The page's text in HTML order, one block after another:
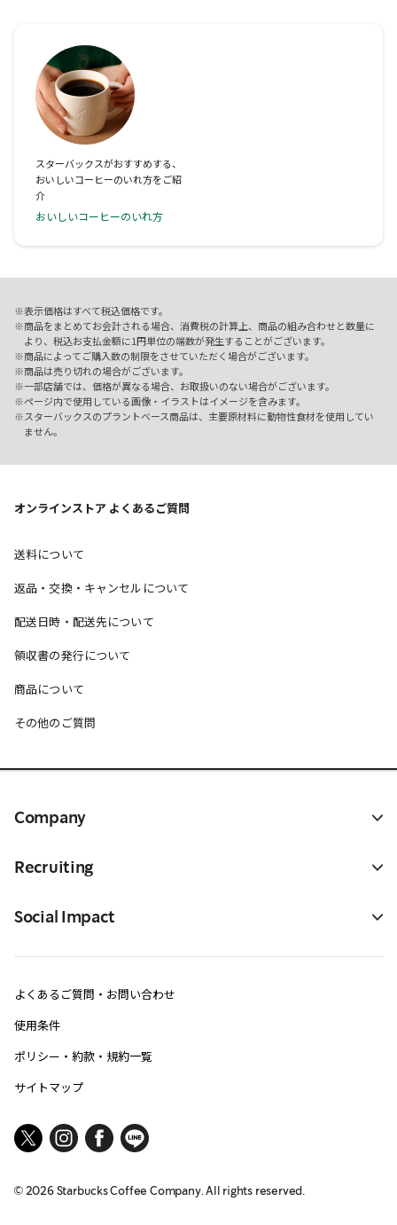
スターバックスがおすすめする、
おいしいコーヒーのいれ方をご紹
介
おいしいコーヒーのいれ方
表示価格はすべて税込価格です。
商品をまとめてお会計される場合、消費税の計算上、商品の組み合わせと数量に
より、税込お支払金額に1円単位の端数が発生することがございます。
商品によってご購入数の制限をさせていただく場合がございます。
商品は売り切れの場合がございます。
一部店舗では、価格が異なる場合、お取扱いのない場合がございます。
ページ内で使用している画像・イラストはイメージを含みます。
スターバックスのプラントベース商品は、主要原材料に動物性食材を使用してい
ません。
オンラインストア よくあるご質問
送料について
返品・交換・キャンセルについて
配送日時・配送先について
領収書の発行について
商品について
その他のご質問
Company
Recruiting
Social Impact
よくあるご質問・お問い合わせ
使用条件
ポリシー・約款・規約一覧
サイトマップ
©2026Starbucks Coffee Company. All rights reserved.